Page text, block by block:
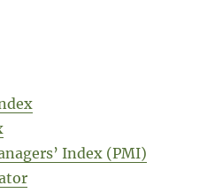
Index (PMI)